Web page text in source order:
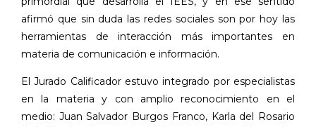
afirmó que sin duda las redes sociales son por hoy las
herramientas de interacción más importantes en
materia de comunicación e información.
El Jurado Calificador estuvo integrado por especialistas
en la materia y con amplio reconocimiento en el
medio: Juan Salvador Burgos Franco, Karla del Rosario